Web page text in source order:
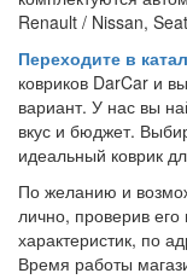
Renault / Nissan,
Переходите в
ковриков DarCar и
вариант. У нас вы
вкус и бюджет.
идеальный коврик
По желанию и
лично, проверив его
характеристик, по
Время работы